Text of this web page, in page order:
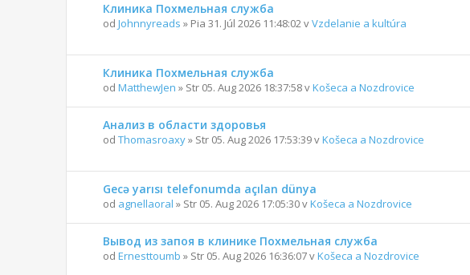
Клиника Похмельная служба
od Johnnyreads » Pia 31. Júl 2026 11:48:02 vVzdelanie a kultúra
Клиника Похмельная служба
od MatthewJen » Str 05. Aug 2026 18:37:58 vKošeca a Nozdrovice
Анализ в области здоровья
od Thomasroaxy» Str 05. Aug 2026 17:53:39 vKošeca a Nozdrovice
Gecə yarısı telefonumda açılan dünya
od agnellaoral » Str 05. Aug 2026 17:05:30 vKošeca a Nozdrovice
Вывод из запоя в клинике Похмельная служба
od Ernesttoumb » Str 05. Aug 2026 16:36:07 vKošeca a Nozdrovice